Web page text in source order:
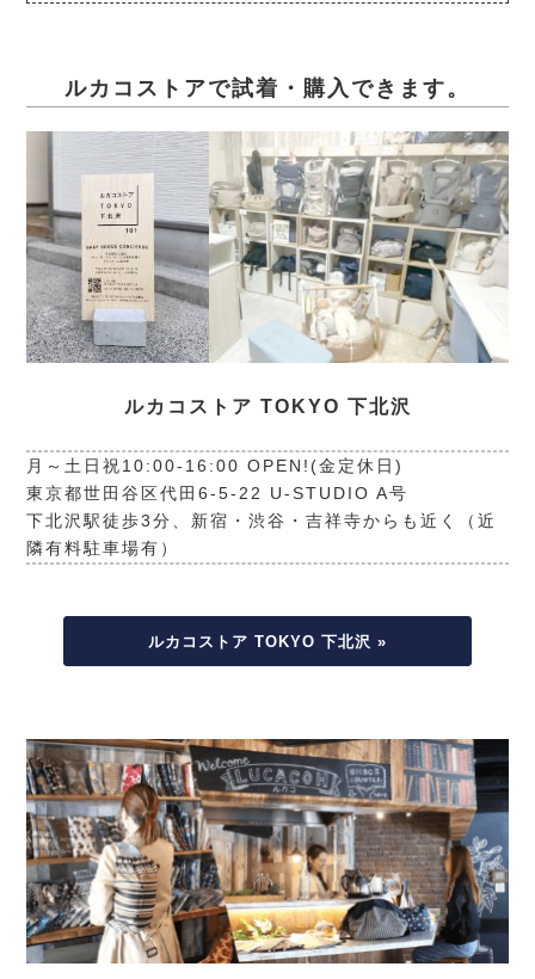
ルカコストアで試着・購入できます。
ルカコストア TOKYO 下北沢
月～土日祝10:00-16:00 OPEN!(金定休日)
東京都世田谷区代田6-5-22 U-STUDIO A号
下北沢駅徒歩3分、新宿・渋谷・吉祥寺からも近く（近
隣有料駐車場有）
ルカコストア TOKYO 下北沢 »